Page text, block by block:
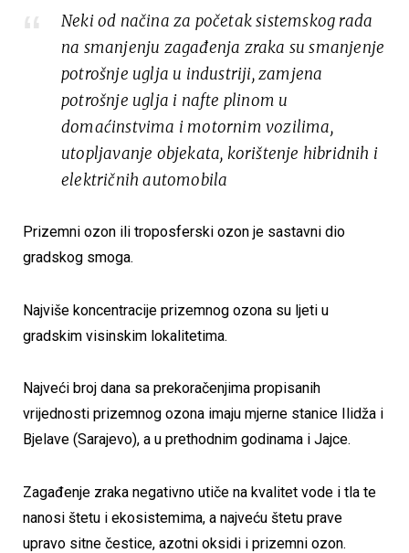
Neki od načina za početak sistemskog rada
na smanjenju zagađenja zraka su smanjenje
potrošnje uglja u industriji, zamjena
potrošnje uglja i nafte plinom u
domaćinstvima i motornim vozilima,
utopljavanje objekata, korištenje hibridnih i
električnih automobila
Prizemni ozon ili troposferski ozon je sastavni dio
gradskog smoga.
Najviše koncentracije prizemnog ozona su ljeti u
gradskim visinskim lokalitetima.
Najveći broj dana sa prekoračenjima propisanih
vrijednosti prizemnog ozona imaju mjerne stanice Ilidža i
Bjelave (Sarajevo), a u prethodnim godinama i Jajce.
Zagađenje zraka negativno utiče na kvalitet vode i tla te
nanosi štetu i ekosistemima, a najveću štetu prave
upravo sitne čestice, azotni oksidi i prizemni ozon.